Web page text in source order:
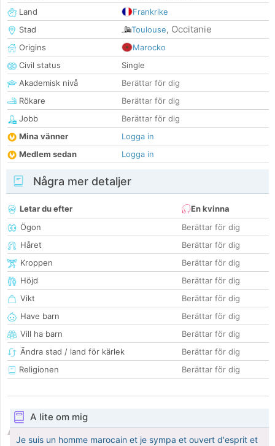
Land
Frankrike
Stad
Toulouse, Occitanie
Origins
Marocko
Civil status
Single
Akademisk nivå
Berättar för dig
Rökare
Berättar för dig
Jobb
Berättar för dig
Mina vänner
Logga in
Medlem sedan
Logga in
Några mer detaljer
Letar du efter
En kvinna
Ögon
Berättar för dig
Håret
Berättar för dig
Kroppen
Berättar för dig
Höjd
Berättar för dig
Vikt
Berättar för dig
Have barn
Berättar för dig
Vill ha barn
Berättar för dig
Ändra stad / land för kärlek
Berättar för dig
Religionen
Berättar för dig
A lite om mig
Je suis un homme marocain et je sympa et ouvert d'esprit et